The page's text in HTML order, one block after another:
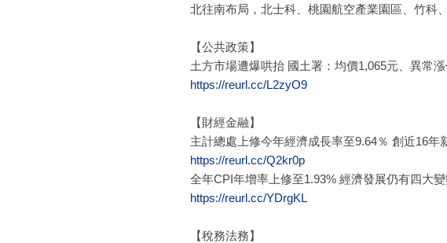
北往南布局，北士科、桃園航空產業園區、竹科
【公共政策】
土方市場遭爆哄抬 國土署：均價1,065元、異常
https://reurl.cc/L2zyO9
【財經金融】
主計總處上修今年經濟成長率至9.64％ 創近16年
https://reurl.cc/Q2kr0p
全年CPI年增率上修至1.93% 經濟發展仍有四大
https://reurl.cc/YDrgKL
【稅務法務】